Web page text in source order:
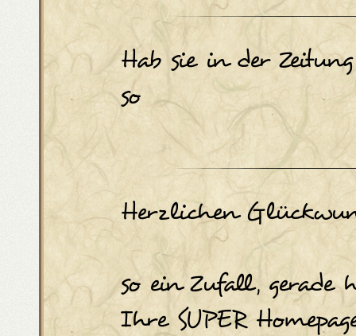
Hab sie in der Zeitung
so
Herzlichen
so ein Zufall, gerade
Ihre SUPER